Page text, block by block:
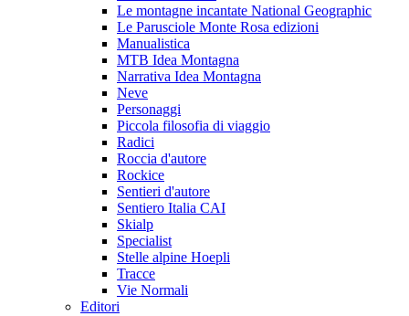
Le montagne incantate National Geographic
Le Parusciole Monte Rosa edizioni
Manualistica
MTB Idea Montagna
Narrativa Idea Montagna
Neve
Personaggi
Piccola filosofia di viaggio
Radici
Roccia d'autore
Rockice
Sentieri d'autore
Sentiero Italia CAI
Skialp
Specialist
Stelle alpine Hoepli
Tracce
Vie Normali
Editori